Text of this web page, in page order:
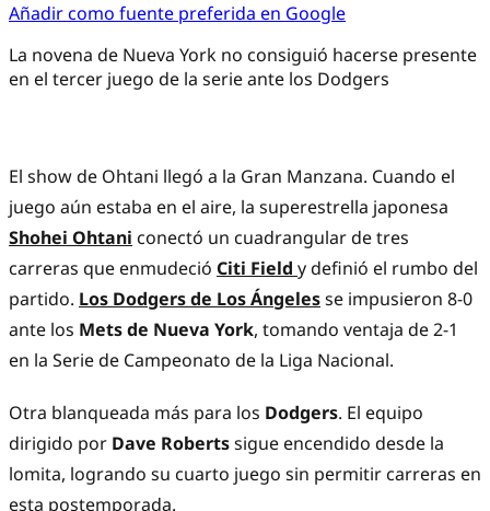
Añadir como fuente preferida en Google
La novena de Nueva York no consiguió hacerse presente
en el tercer juego de la serie ante los Dodgers
El show de Ohtani llegó a la Gran Manzana. Cuando el
juego aún estaba en el aire, la superestrella japonesa
Shohei Ohtani conectó un cuadrangular de tres
carreras que enmudeció Citi Field y definió el rumbo del
partido. Los Dodgers de Los Ángelesse impusieron 8-0
ante los Mets de Nueva York, tomando ventaja de 2-1
en la Serie de Campeonato de la Liga Nacional.
Otra blanqueada más para los Dodgers. El equipo
dirigido por Dave Robertssigue encendido desde la
lomita, logrando su cuarto juego sin permitir carreras en
esta postemporada.